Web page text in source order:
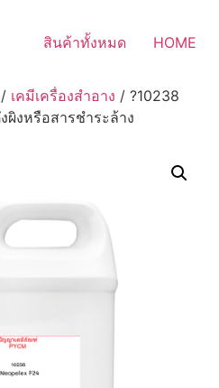
สินค้าทั้งหมด HOME
/ เคมีเครื่องสำอาง / ?10238
ผิงหรือสารชำระล้าง